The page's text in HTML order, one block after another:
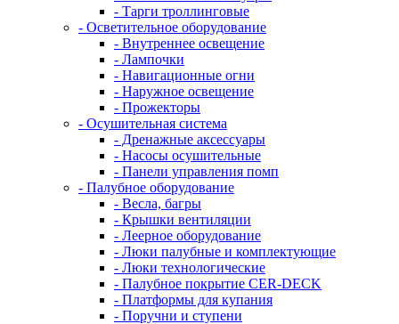
- Тарги троллинговые
- Осветительное оборудование
- Внутреннее освещение
- Лампочки
- Навигационные огни
- Наружное освещение
- Прожекторы
- Осушительная система
- Дренажные аксессуары
- Насосы осушительные
- Панели управления помп
- Палубное оборудование
- Весла, багры
- Крышки вентиляции
- Леерное оборудование
- Люки палубные и комплектующие
- Люки технологические
- Палубное покрытие CER-DECK
- Платформы для купания
- Поручни и ступени